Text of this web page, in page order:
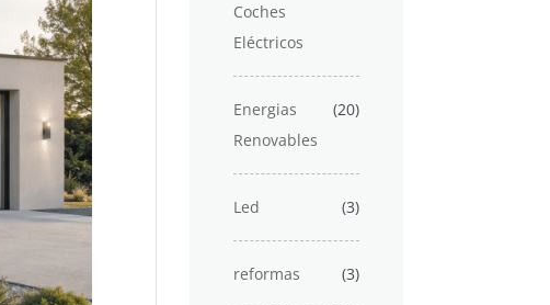
Coches
Eléctricos
Energias
Renovables
(20)
Led (3)
reformas (3)